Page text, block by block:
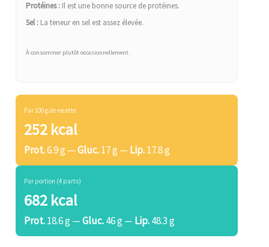
Protéines : Il est une bonne source de protéines.
Sel : La teneur en sel est assez élevée.
À consommer plutôt occasionnellement.
Par 100 g de recette
252 kcal
Prot.6.9 g —Gluc.17 g — Lip.17.8 g
Par portion (4 parts)
682 kcal
Prot.18.6 g —Gluc.46 g — Lip.48.3 g